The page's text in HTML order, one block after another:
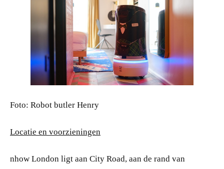
JPG
Foto: Robot butler Henry
Locatie en voorzieningen
nhow London ligt aan City Road, aan de rand van